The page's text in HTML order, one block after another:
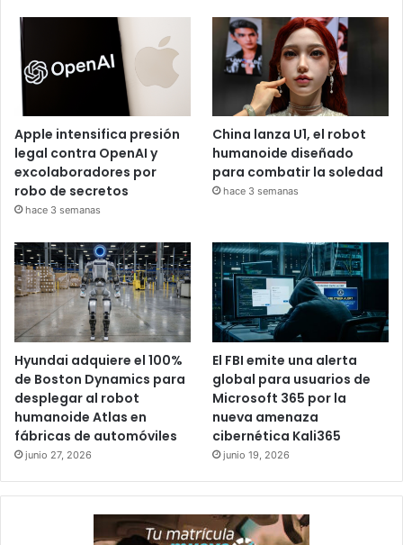
Apple intensifica presión
legal contra OpenAI y
excolaboradores por
robo de secretos
hace 3 semanas
China lanza U1, el robot
humanoide diseñado
para combatir la soledad
hace 3 semanas
Hyundai adquiere el 100%
de Boston Dynamics para
desplegar al robot
humanoide Atlas en
fábricas de automóviles
junio 27, 2026
El FBI emite una alerta
global para usuarios de
Microsoft 365 por la
nueva amenaza
cibernética Kali365
junio 19, 2026